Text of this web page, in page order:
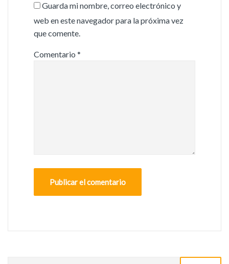
Guarda mi nombre, correo electrónico y
web en este navegador para la próxima vez
que comente.
Comentario *